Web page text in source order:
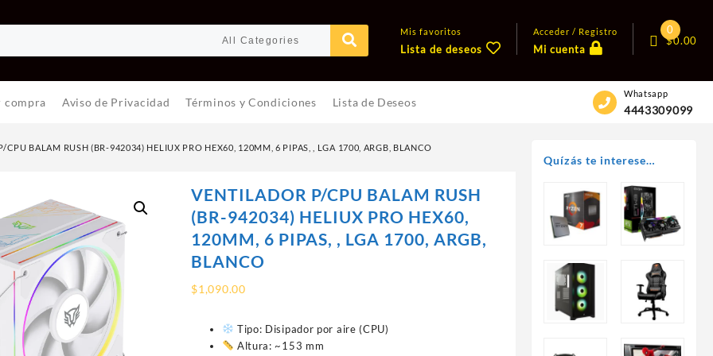
Mis favoritos
Lista de deseos
Acceder / Registro
Mi cuenta
0
$0.00
compra Aviso de Privacidad Términos y Condiciones Lista de Deseos
Whatsapp
4443309099
CPU BALAM RUSH (BR-942034) HELIUX PRO HEX60, 120MM, 6 PIPAS, , LGA 1700, ARGB, BLANCO
VENTILADOR P/CPU BALAM RUSH
(BR-942034) HELIUX PRO HEX60,
120MM, 6 PIPAS, , LGA 1700, ARGB,
BLANCO
$1,090.00
Tipo: Disipador por aire (CPU)
Altura: ~153 mm
Quízás te interese…